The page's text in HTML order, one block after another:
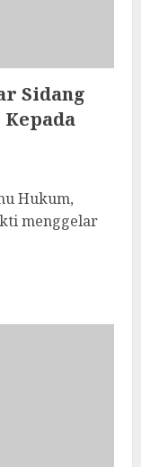
Sidang
Hukum,
menggelar